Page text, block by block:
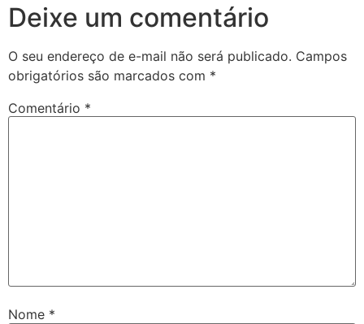
Deixe um comentário
O seu endereço de e-mail não será publicado. Campos
obrigatórios são marcados com *
Comentário *
Nome *